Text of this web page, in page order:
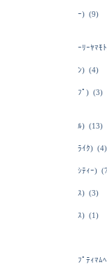
ｰ) (9)
ｰﾘｰﾔﾏﾓ
ﾝ) (4)
ﾌﾟ) (3)
ﾙ) (13)
ﾗｲｸ) (4)
ｼﾃｨｰ)
ｽ) (3)
ｽ) (1)
ﾌﾟﾃｨﾏﾑ